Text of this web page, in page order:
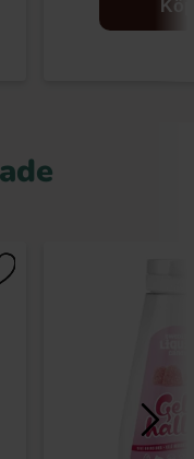
Köp